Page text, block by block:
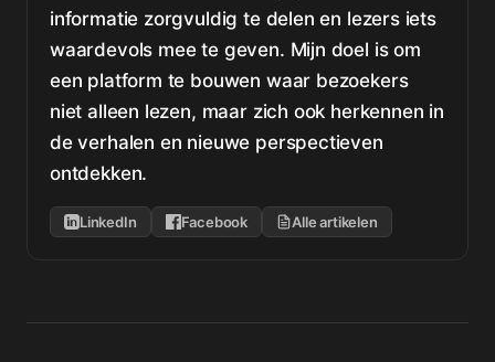
informatie zorgvuldig te delen en lezers iets
waardevols mee te geven. Mijn doel is om
een platform te bouwen waar bezoekers
niet alleen lezen, maar zich ook herkennen in
de verhalen en nieuwe perspectieven
ontdekken.
LinkedIn Facebook Alle artikelen